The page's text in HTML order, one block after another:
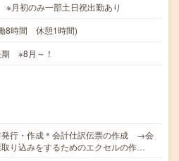
月初のみ一部土日祝出勤あり
8時間 休憩1時間)
期 ※8月～！
発行・作成＊会計仕訳伝票の作成 →会
り込みをするためのエクセルの作…